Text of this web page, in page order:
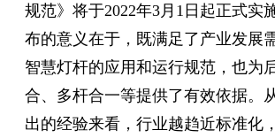
规范》将于2022年3月1日起正式实
布的意义在于，既满足了产业发展
智慧灯杆的应用和运行规范，也为
合、多杆合一等提供了有效依据。
出的经验来看，行业越趋近标准化